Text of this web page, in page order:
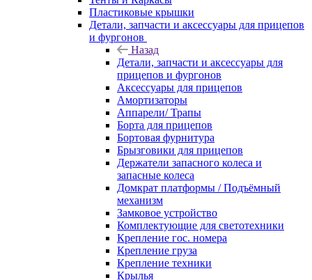
Пластиковые крышки
Детали, запчасти и аксессуары для прицепов
и фургонов
Назад
Детали, запчасти и аксессуары для
прицепов и фургонов
Аксессуары для прицепов
Амортизаторы
Аппарели/ Трапы
Борта для прицепов
Бортовая фурнитура
Брызговики для прицепов
Держатели запасного колеса и
запасные колеса
Домкрат платформы / Подъёмный
механизм
Замковое устройство
Комплектующие для светотехники
Крепление гос. номера
Крепление груза
Крепление техники
Крылья